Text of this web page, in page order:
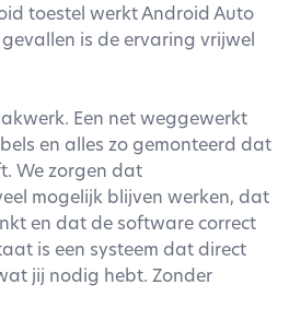
toestel werkt Android Auto
is de ervaring vrijwel
Een net weggewerkt
en alles zo gemonteerd dat
We zorgen dat
mogelijk blijven werken, dat
en dat de software correct
is een systeem dat direct
jij nodig hebt. Zonder